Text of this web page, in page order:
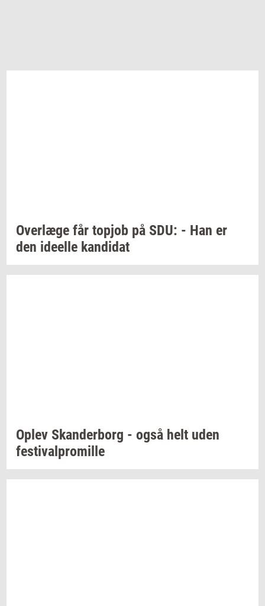
Over­læ­ge får topjob på SDU: - Han er
den ide­el­le kan­di­dat
Oplev Skan­der­borg - også helt uden
festi­val­pro­mil­le